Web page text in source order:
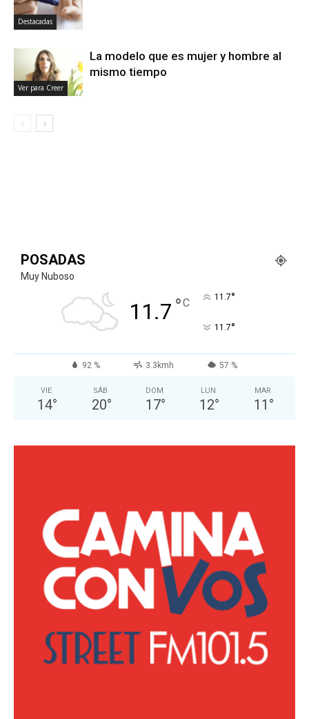
Destacadas
Ver para Creer
La modelo que es mujer y hombre al
mismo tiempo
POSADAS
Muy Nuboso
11.7 °C 11.7°
11.7°
92 % 3.3kmh 57 %
VIE
14°
SÁB
20°
DOM
17°
LUN
12°
MAR
11 °